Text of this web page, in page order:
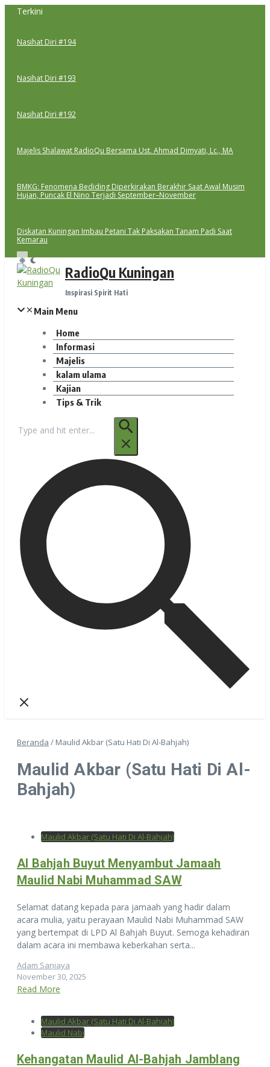
Lewati
Terkini
Nasihat Diri #194
Nasihat Diri #193
Nasihat Diri #192
Majelis Shalawat RadioQu Bersama Ust. Ahmad Dimyati, Lc., MA
BMKG: Fenomena Bediding Diperkirakan Berakhir Saat Awal Musim
Hujan, Puncak El Nino Terjadi September–November
Diskatan Kuningan Imbau Petani Tak Paksakan Tanam Padi Saat
Kemarau
RadioQu Kuningan
Inspirasi Spirit Hati
Main Menu
Home
Informasi
Majelis
kalam ulama
Kajian
Tips & Trik
untuk:
Beranda / Maulid Akbar (Satu Hati Di Al-Bahjah)
Maulid Akbar (Satu Hati Di Al-
Bahjah)
Maulid Akbar (Satu Hati Di Al-Bahjah)
Al Bahjah Buyut Menyambut Jamaah
Maulid Nabi Muhammad SAW
Selamat datang kepada para jamaah yang hadir dalam
acara mulia, yaitu perayaan Maulid Nabi Muhammad SAW
yang bertempat di LPD Al Bahjah Buyut. Semoga kehadiran
dalam acara ini membawa keberkahan serta...
Adam Sanjaya
November 30, 2025
Read More
Maulid Akbar (Satu Hati Di Al-Bahjah)
Maulid Nabi
Kehangatan Maulid Al-Bahjah Jamblang